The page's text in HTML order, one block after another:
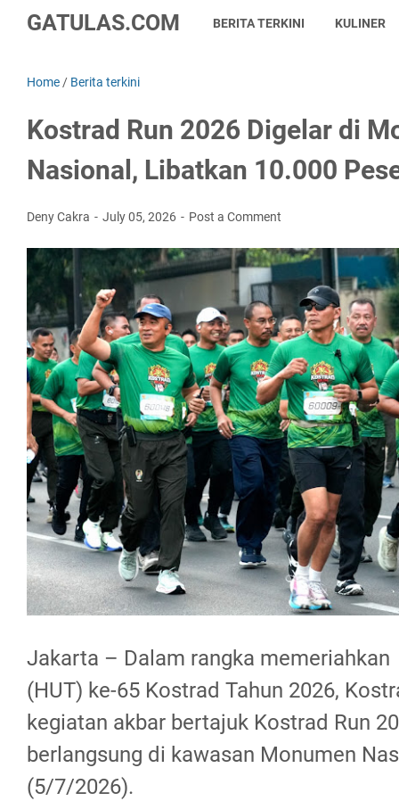
GATULAS.COM BERITA TERKINI KULINER
Home / Berita terkini
Kostrad Run 2026 Digelar di
Nasional, Libatkan 10.000
Deny Cakra July 05, 2026 Post a Comment
Jakarta – Dalam rangka memeriahkan
(HUT) ke-65 Kostrad Tahun 2026,
kegiatan akbar bertajuk Kostrad Run
berlangsung di kawasan Monumen
(5/7/2026).